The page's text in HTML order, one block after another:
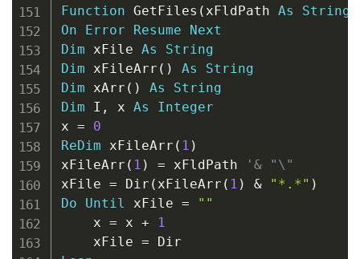
Function GetFiles ( xFldPath As String
On
Error Resume
Next
Dim xFile As
String
Dim xFileArr ( ) As
String
Dim xArr ( ) As
String
Dim I , x As
Integer
x =
0
ReDim xFileArr ( 1 )
xFileArr ( 1 ) = xFldPath
'& "\"
xFile = Dir ( xFileArr ( 1 ) & "*.*" )
Do
Until xFile =
""
    x
= x +
1
    xFile
=